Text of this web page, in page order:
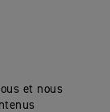
et nous